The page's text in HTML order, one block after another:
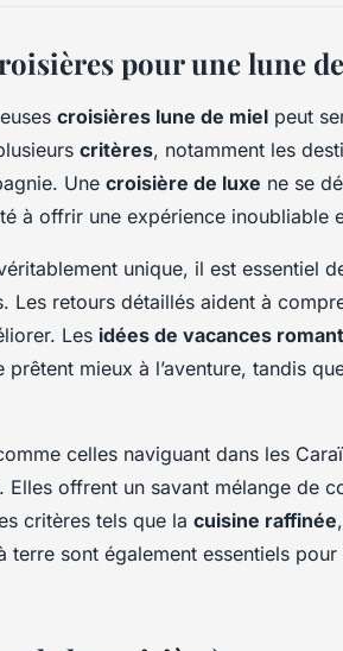
pour une lune
croisières lune de miel peut
critères, notamment les
Une croisière de luxe ne se
à offrir une expérience inoubliable
unique, il est essentiel
Les retours détaillés aident à
Les idées de vacances
mieux à l’aventure, tandis
celles naviguant dans les
Elles offrent un savant mélange de
critères tels que la cuisine raffinée
terre sont également essentiels